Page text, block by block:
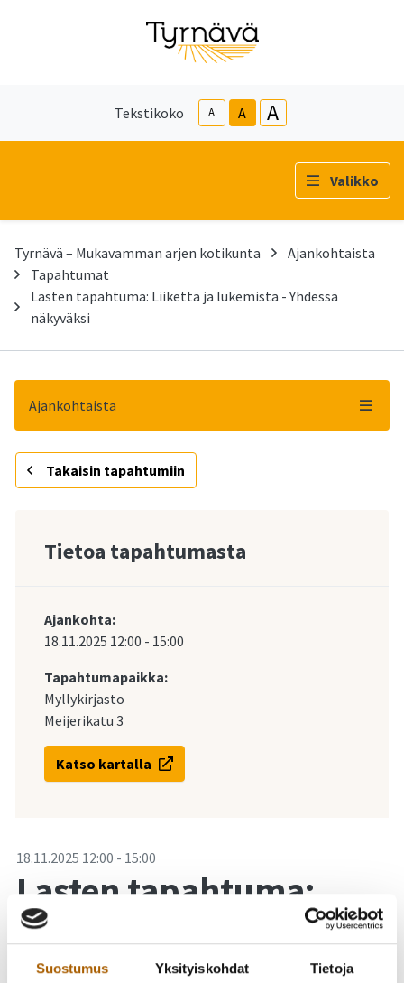
Suostumus Yksityiskohdat Tietoja
Tekstikoko A A A
Valikko
Tyrnävä – Mukavamman arjen kotikunta
Ajankohtaista
Tapahtumat
Lasten tapahtuma: Liikettä ja lukemista - Yhdessä
näkyväksi
Ajankohtaista
Takaisin tapahtumiin
Tietoa tapahtumasta
Ajankohta:
18.11.2025 12:00 - 15:00
Tapahtumapaikka:
Myllykirjasto
Meijerikatu 3
Katso kartalla
-18.11.2025 12:00 - 15:00
Lasten tapahtuma:
Liikettä ja lukemista -